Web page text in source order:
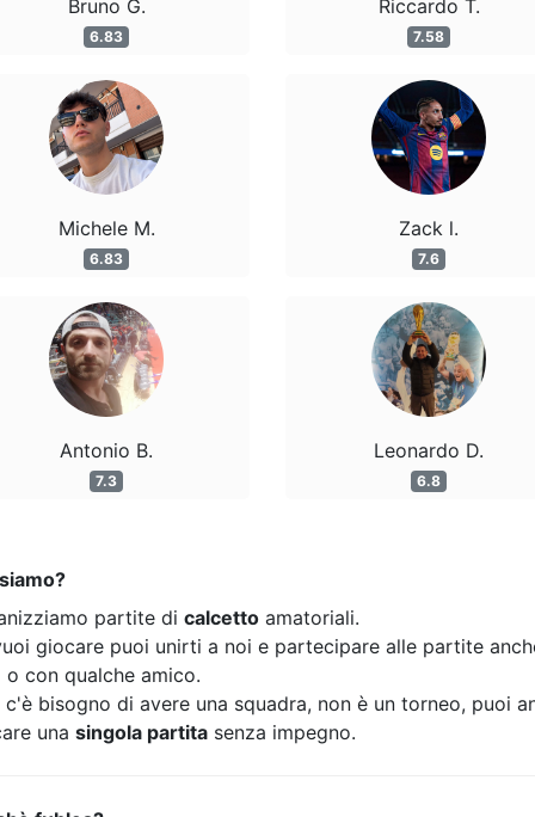
Bruno G.
6.83
Michele M.
6.83
Antonio B.
7.3
Riccardo T.
7.58
Zack l.
7.6
Leonardo D.
6.8
partite di calcetto amatoriali.
giocare puoi unirti a noi e partecipare alle partite
o con qualche amico.
c'è bisogno di avere una squadra, non è un torneo, puoi
una singola partita senza impegno.